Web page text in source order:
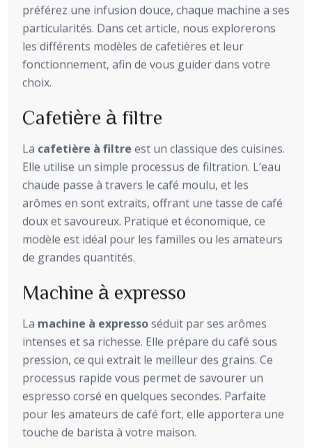
préférez une infusion douce, chaque machine a ses
particularités. Dans cet article, nous explorerons
les différents modèles de cafetières et leur
fonctionnement, afin de vous guider dans votre
choix.
Cafetière à filtre
La cafetière à filtre est un classique des cuisines.
Elle utilise un simple processus de filtration. L’eau
chaude passe à travers le café moulu, et les
arômes en sont extraits, offrant une tasse de café
doux et savoureux. Pratique et économique, ce
modèle est idéal pour les familles ou les amateurs
de grandes quantités.
Machine à expresso
La machine à expressoséduit par ses arômes
intenses et sa richesse. Elle prépare du café sous
pression, ce qui extrait le meilleur des grains. Ce
processus rapide vous permet de savourer un
espresso corsé en quelques secondes. Parfaite
pour les amateurs de café fort, elle apportera une
touche de barista à votre maison.